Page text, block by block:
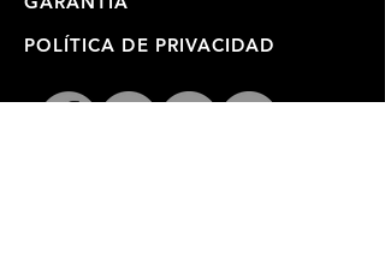
POLÍTICA DE PRIVACIDAD